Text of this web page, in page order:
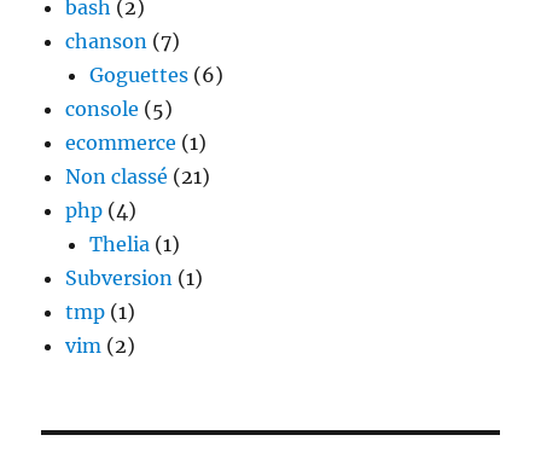
bash (2)
chanson (7)
Goguettes (6)
console (5)
ecommerce (1)
Non classé (21)
php (4)
Thelia (1)
Subversion (1)
tmp (1)
vim (2)